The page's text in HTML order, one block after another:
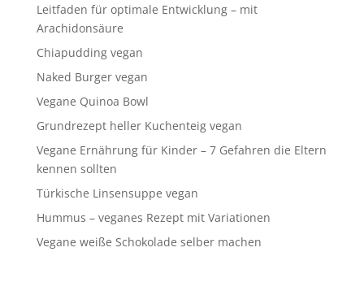
Leitfaden für optimale Entwicklung – mit
Arachidonsäure
Chiapudding vegan
Naked Burger vegan
Vegane Quinoa Bowl
Grundrezept heller Kuchenteig vegan
Vegane Ernährung für Kinder – 7 Gefahren die Eltern
kennen sollten
Türkische Linsensuppe vegan
Hummus – veganes Rezept mit Variationen
Vegane weiße Schokolade selber machen